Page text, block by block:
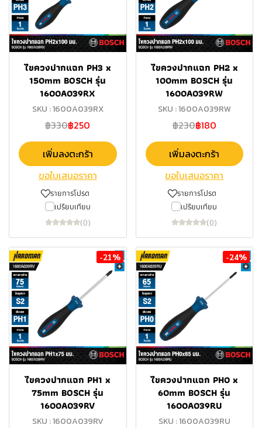
ไขควงปากแฉก PH3 x
150mm BOSCH รุ่น
1600A039RX
SKU : 1600A039RX
฿330฿250
เพิ่มลงตะกร้า
ขอใบเสนอราคา
รายการโปรด
เปรียบเทียบ
(0)
ไขควงปากแฉก PH2 x
100mm BOSCH รุ่น
1600A039RW
SKU : 1600A039RW
฿230฿180
เพิ่มลงตะกร้า
ขอใบเสนอราคา
รายการโปรด
เปรียบเทียบ
(0)
-21%
ไขควงปากแฉก PH1 x
75mm BOSCH รุ่น
1600A039RV
SKU : 1600A039RV
-24%
ไขควงปากแฉก PH0 x
60mm BOSCH รุ่น
1600A039RU
SKU : 1600A039RU